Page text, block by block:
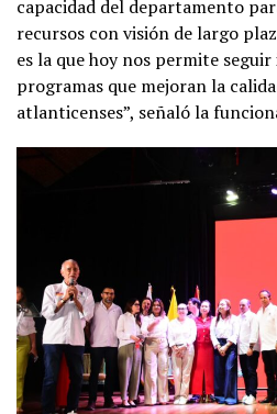
capacidad del departamento
recursos con visión de largo
es la que hoy nos permite
programas que mejoran la
atlanticenses”, señaló la